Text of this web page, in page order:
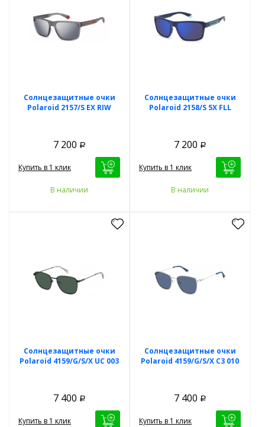
Солнцезащитные очки
Polaroid 2157/S EX RIW
7 200 Р
Купить в 1 клик
В наличии
Солнцезащитные очки
Polaroid 2158/S 5X FLL
7 200 Р
Купить в 1 клик
В наличии
Солнцезащитные очки
Polaroid 4159/G/S/X UC 003
7 400 Р
Купить в 1 клик
Солнцезащитные очки
Polaroid 4159/G/S/X C3 010
7 400 Р
Купить в 1 клик